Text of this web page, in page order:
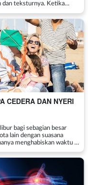
Ketika
CEDERA DAN NYERI
bagi sebagian besar
lain dengan suasana
menghabiskan waktu di